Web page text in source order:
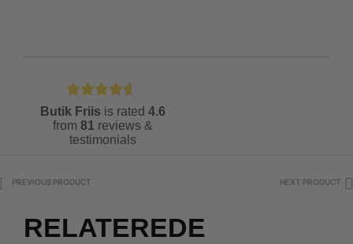
Butik Friis is rated 4.6
from 81 reviews &
testimonials
PREVIOUS PRODUCT NEXT PRODUCT
RELATEREDE